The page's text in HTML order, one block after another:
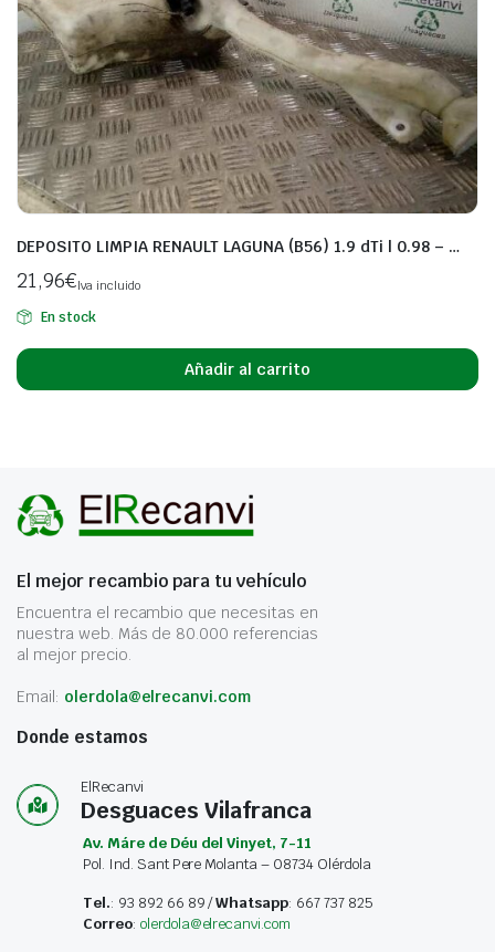
DEPOSITO LIMPIA RENAULT LAGUNA (B56) 1.9 dTi | 0.98 – …
21,96€Iva incluido
En stock
Añadir al carrito
El mejor recambio para tu vehículo
Encuentra el recambio que necesitas en
nuestra web. Más de 80.000 referencias
al mejor precio.
Email: olerdola@elrecanvi.com
Donde estamos
ElRecanvi
Desguaces Vilafranca
Av. Máre de Déu del Vinyet, 7-11
Pol. Ind. Sant Pere Molanta – 08734 Olérdola
Tel.: 93 892 66 89 /Whatsapp: 667 737 825
Correo: olerdola@elrecanvi.com